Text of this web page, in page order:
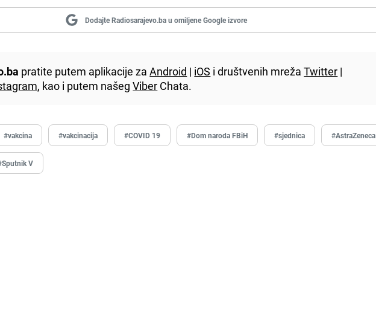
Dodajte Radiosarajevo.ba u omiljene Google izvore
pratite putem aplikacije zaAndroid | iOS i društvenih mrežaTwitter |
, kao i putem našegViber Chata.
#vakcina #vakcinacija #COVID 19 #Dom naroda FBiH #sjednica #AstraZeneca
V